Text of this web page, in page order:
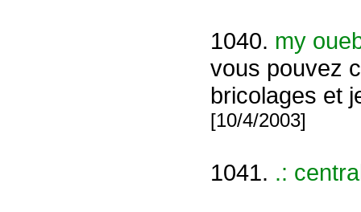
1040. my
vous pouvez
bricolages et
[10/4/2003]
1041. .: